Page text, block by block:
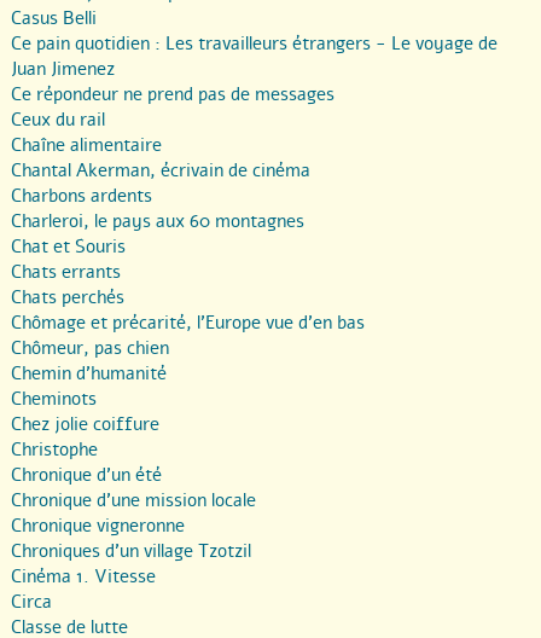
Casus Belli
Ce pain quotidien : Les travailleurs étrangers - Le voyage de
Juan Jimenez
Ce répondeur ne prend pas de messages
Ceux du rail
Chaîne alimentaire
Chantal Akerman, écrivain de cinéma
Charbons ardents
Charleroi, le pays aux 60 montagnes
Chat et Souris
Chats errants
Chats perchés
Chômage et précarité, l’Europe vue d’en bas
Chômeur, pas chien
Chemin d’humanité
Cheminots
Chez jolie coiffure
Christophe
Chronique d’un été
Chronique d’une mission locale
Chronique vigneronne
Chroniques d’un village Tzotzil
Cinéma 1. Vitesse
Circa
Classe de lutte